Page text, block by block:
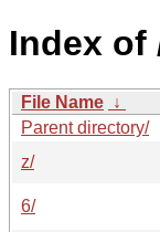
Index of
File Name ↓
Parent directory/
z/
6/